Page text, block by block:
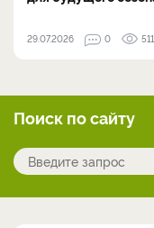
29.07.2026 0 511
Поиск по сайту